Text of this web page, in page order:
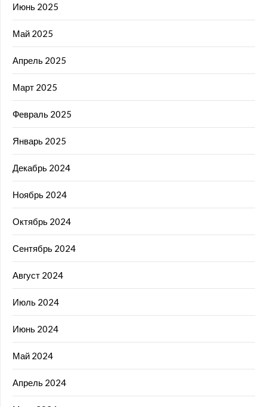
Июнь 2025
Май 2025
Апрель 2025
Март 2025
Февраль 2025
Январь 2025
Декабрь 2024
Ноябрь 2024
Октябрь 2024
Сентябрь 2024
Август 2024
Июль 2024
Июнь 2024
Май 2024
Апрель 2024